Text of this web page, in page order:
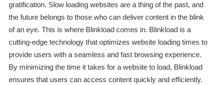
gratification. Slow loading websites are a thing of the past, and
the future belongs to those who can deliver content in the blink
of an eye. This is where Blinkload comes in. Blinkload is a
cutting-edge technology that optimizes website loading times to
provide users with a seamless and fast browsing experience.
By minimizing the time it takes for a website to load, Blinkload
ensures that users can access content quickly and efficiently.